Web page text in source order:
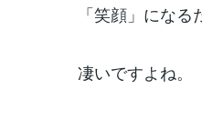
「笑顔」にな
凄いですよね。